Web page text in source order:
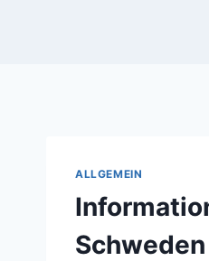
ALLGEMEIN
Schweden